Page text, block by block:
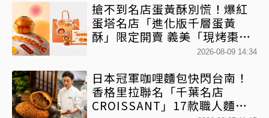
搶不到名店蛋黃酥別慌！爆紅
蛋塔名店「進化版千層蛋黃
酥」限定開賣 義美「現烤棗泥
2026-08-09 14:34
日本冠軍咖哩麵包快閃台南！
香格里拉聯名「千葉名店
CROISSANT」17款職人麵包